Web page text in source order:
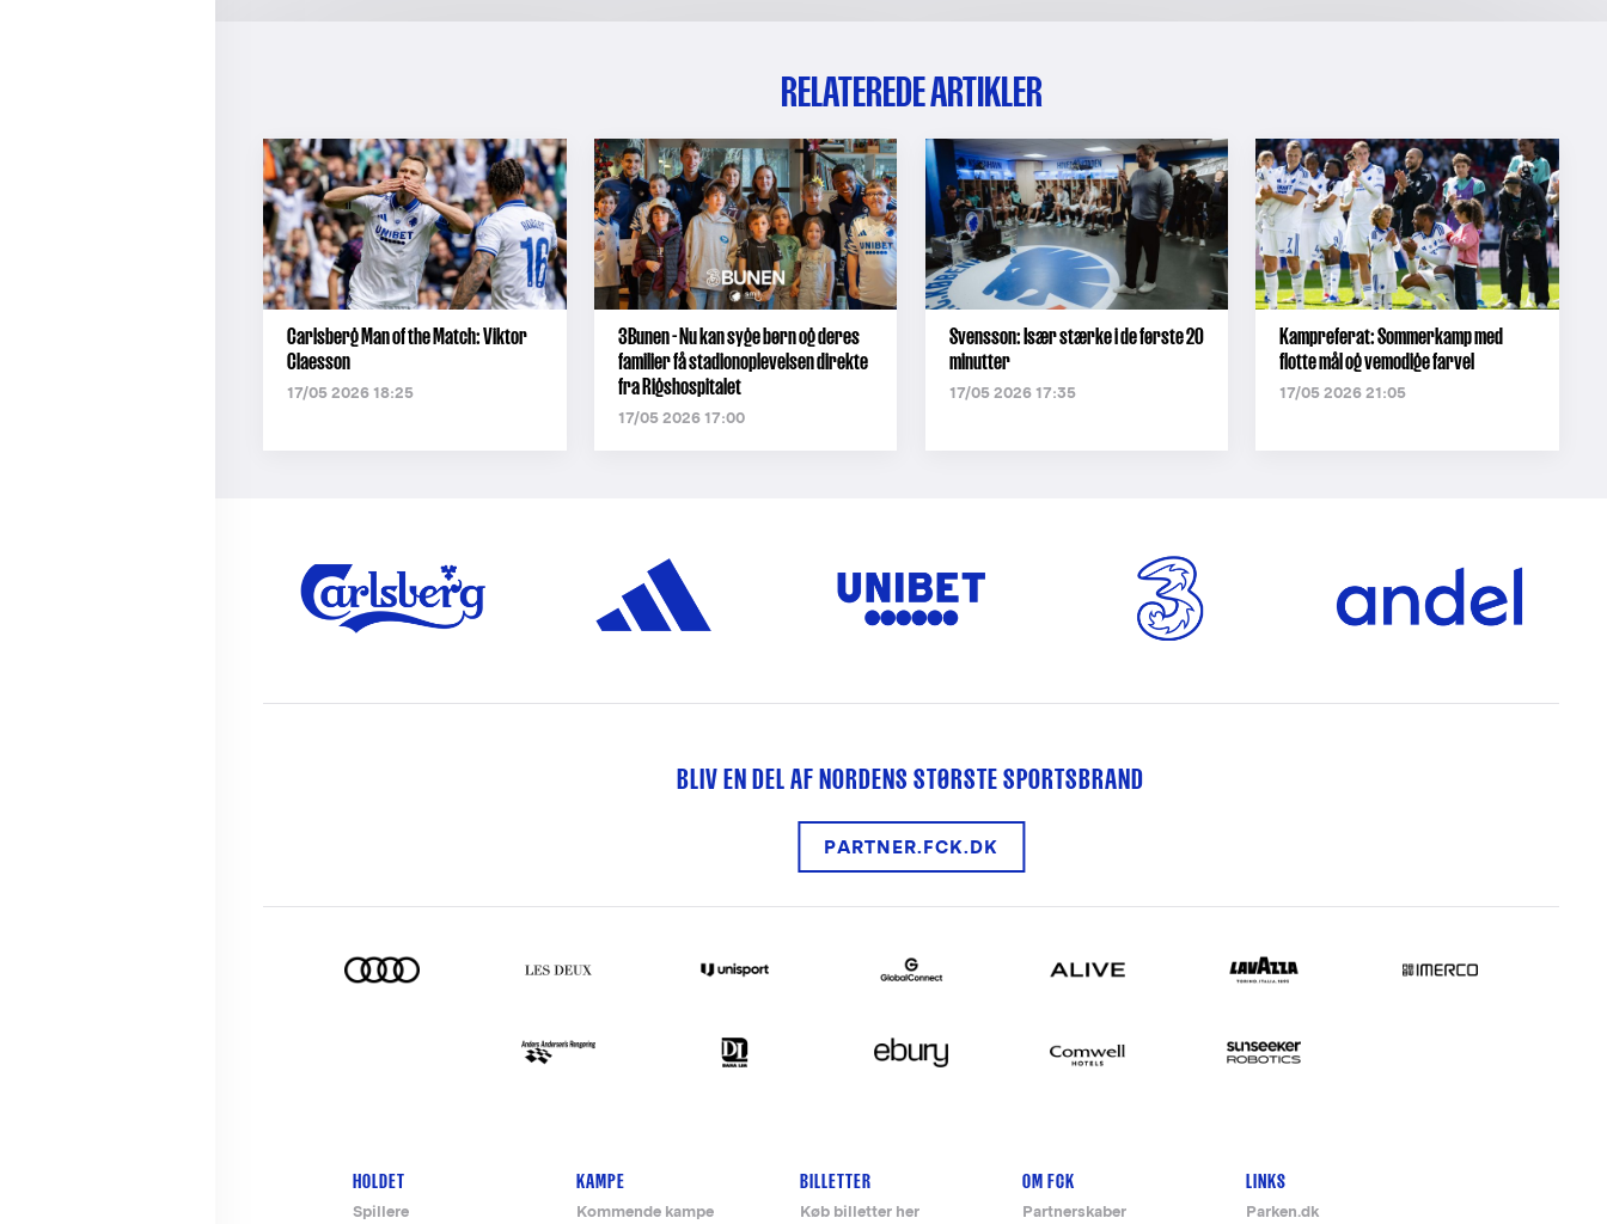
RELATEREDE ARTIKLER
Carlsberg Man of the Match: Viktor
Claesson
17/05 2026 18:25
3Bunen - Nu kan syge børn og deres
familier få stadionoplevelsen direkte
fra Rigshospitalet
17/05 2026 17:00
Svensson: Især stærke i de første 20
minutter
17/05 2026 17:35
Kampreferat: Sommerkamp med
flotte mål og vemodige farvel
17/05 2026 21:05
BLIV EN DEL AF NORDENS STØRSTE SPORTSBRAND
PARTNER.FCK.DK
Footer-
HOLDET
Spillere
KAMPE
Kommende kampe
BILLETTER
Køb billetter her
OM FCK
Partnerskaber
LINKS
Parken.dk